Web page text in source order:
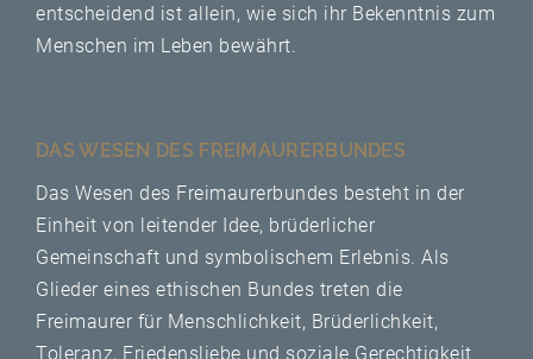
entscheidend ist allein, wie sich ihr Bekenntnis zum
Menschen im Leben bewährt.
DAS WESEN DES FREIMAURERBUNDES
Das Wesen des Freimaurerbundes besteht in der
Einheit von leitender Idee, brüderlicher
Gemeinschaft und symbolischem Erlebnis. Als
Glieder eines ethischen Bundes treten die
Freimaurer für Menschlichkeit, Brüderlichkeit,
Toleranz, Friedensliebe und soziale Gerechtigkeit